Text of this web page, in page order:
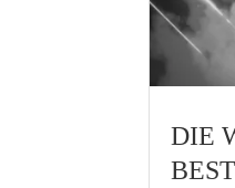
DIE